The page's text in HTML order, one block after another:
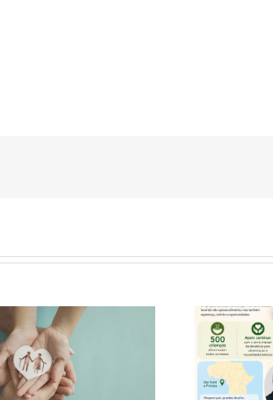
CASA DA SOPA – S.
TOMÉ E PRÍNCIPE